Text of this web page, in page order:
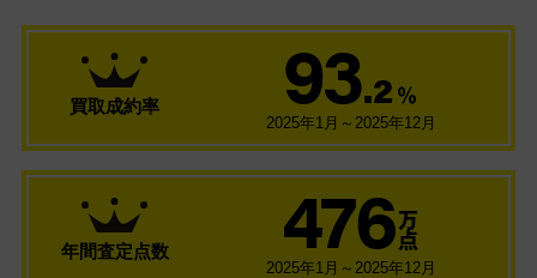
買取成約率 93.2 ％
2025年1月～2025年12月
年間査定点数 476 万
点
2025年1月～2025年12月